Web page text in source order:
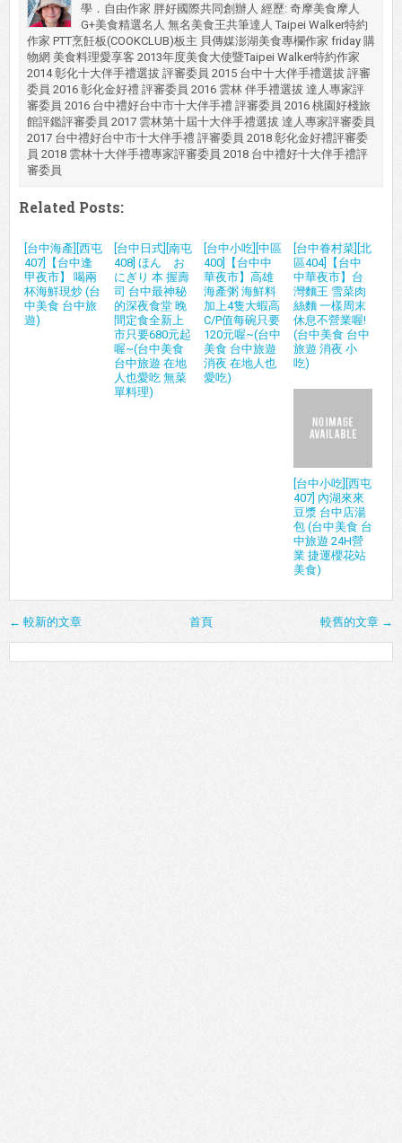
學．自由作家 胖好國際共同創辦人 經歷: 奇摩美食摩人
G+美食精選名人 無名美食王共筆達人 Taipei Walker特約
作家 PTT烹飪板(COOKCLUB)板主 貝傳媒澎湖美食專欄作家 friday 購
物網 美食料理愛享客 2013年度美食大使暨Taipei Walker特約作家
2014 彰化十大伴手禮選拔 評審委員 2015 台中十大伴手禮選拔 評審
委員 2016 彰化金好禮 評審委員 2016 雲林 伴手禮選拔 達人專家評
審委員 2016 台中禮好台中市十大伴手禮 評審委員 2016 桃園好棧旅
館評鑑評審委員 2017 雲林第十屆十大伴手禮選拔 達人專家評審委員
2017 台中禮好台中市十大伴手禮 評審委員 2018 彰化金好禮評審委
員 2018 雲林十大伴手禮專家評審委員 2018 台中禮好十大伴手禮評
審委員
Related Posts:
[台中海產][西屯
407]【台中逢
甲夜市】 喝兩
杯海鮮現炒 (台
中美食 台中旅
遊)
[台中日式][南屯
408] ほん お
にぎり 本 握壽
司 台中最神秘
的深夜食堂 晚
間定食全新上
市只要680元起
喔~(台中美食
台中旅遊 在地
人也愛吃 無菜
單料理)
[台中小吃][中區
400]【台中中
華夜市】高雄
海產粥 海鮮料
加上4隻大蝦高
C/P值每碗只要
120元喔~(台中
美食 台中旅遊
消夜 在地人也
愛吃)
[台中眷村菜][北
區404]【台中
中華夜市】台
灣麵王 雪菜肉
絲麵 一樣周末
休息不營業喔!
(台中美食 台中
旅遊 消夜 小
吃)
[台中小吃][西屯
407] 內湖來來
豆漿 台中店湯
包 (台中美食 台
中旅遊 24H營
業 捷運櫻花站
美食)
← 較新的文章 較舊的文章 →
首頁